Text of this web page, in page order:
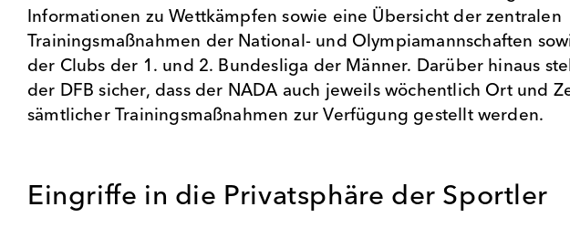
Informationen zu Wettkämpfen sowie eine Übersicht der zentralen
Trainingsmaßnahmen der National- und Olympiamannschaften
der Clubs der 1. und 2. Bundesliga der Männer. Darüber hinaus
der DFB sicher, dass der NADA auch jeweils wöchentlich Ort und
sämtlicher Trainingsmaßnahmen zur Verfügung gestellt werden.
Eingriffe in die Privatsphäre der Sportler